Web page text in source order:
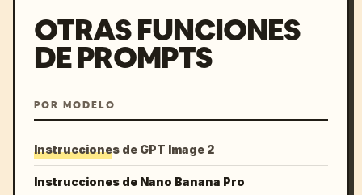
OTRAS FUNCIONES
DE PROMPTS
POR MODELO
Instrucciones de GPT Image 2
Instrucciones de Nano Banana Pro